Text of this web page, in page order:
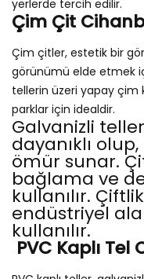
yerlerde tercih edilir.
Çim Çit
Çim çitler, estetik bir
görünümü elde etmek
tellerin üzeri yapay çim
parklar için idealdir.
Galvanizli
dayanıklı
ömür sunar.
bağlama ve
kullanılır.
endüstriyel
kullanılır.
PVC Kaplı Tel